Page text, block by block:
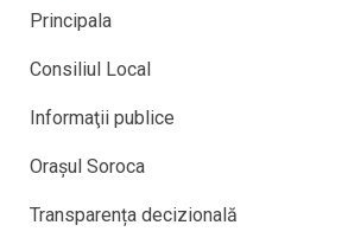
Principala
Consiliul Local
Informaţii publice
Orașul Soroca
Transparența decizională